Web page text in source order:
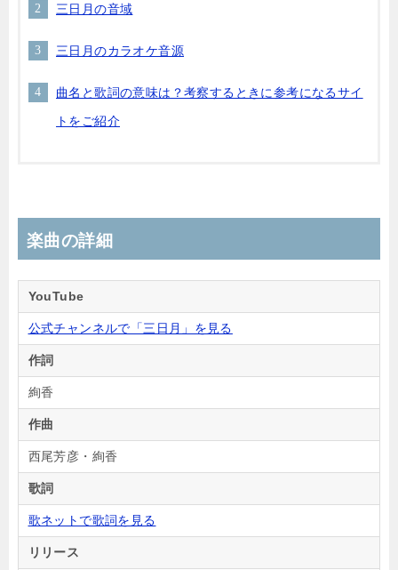
三日月の音域
三日月のカラオケ音源
曲名と歌詞の意味は？考察するときに参考になるサイ
トをご紹介
楽曲の詳細
YouTube
公式チャンネルで「三日月」を見る
作詞
絢香
作曲
西尾芳彦・絢香
歌詞
歌ネットで歌詞を見る
リリース